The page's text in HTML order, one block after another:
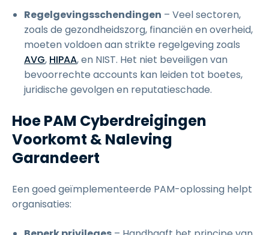
Regelgevingsschendingen – Veel sectoren,
zoals de gezondheidszorg, financiën en overheid,
moeten voldoen aan strikte regelgeving zoals
AVG, HIPAA, en NIST. Het niet beveiligen van
bevoorrechte accounts kan leiden tot boetes,
juridische gevolgen en reputatieschade.
Hoe PAM Cyberdreigingen
Voorkomt & Naleving
Garandeert
Een goed geïmplementeerde PAM-oplossing helpt
organisaties: